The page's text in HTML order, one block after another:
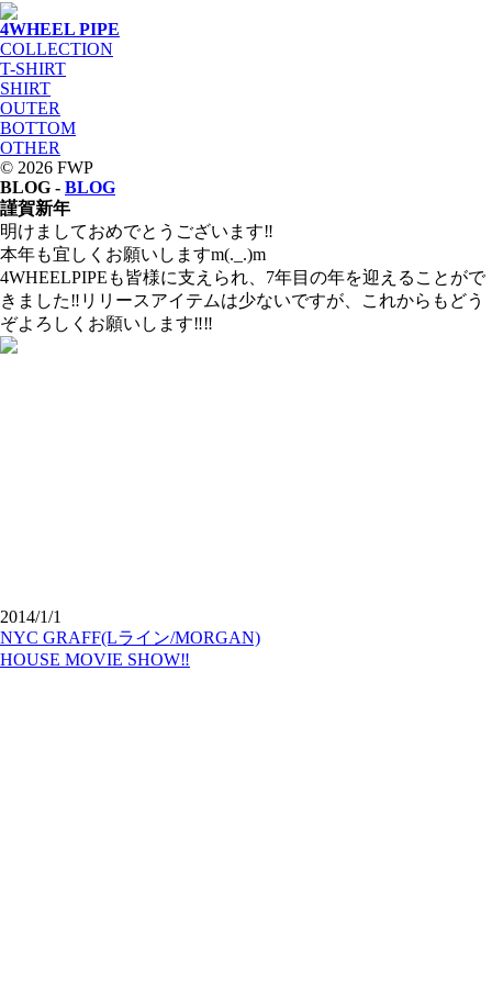
4WHEEL PIPE
COLLECTION
T-SHIRT
SHIRT
OUTER
BOTTOM
OTHER
© 2026 FWP
BLOG - BLOG
謹賀新年
明けましておめでとうございます‼
本年も宜しくお願いしますm(._.)m
4WHEELPIPEも皆様に支えられ、7年目の年を迎えることがで
きました‼リリースアイテムは少ないですが、これからもどう
ぞよろしくお願いします‼‼
2014/1/1
NYC GRAFF(Lライン/MORGAN)
HOUSE MOVIE SHOW‼